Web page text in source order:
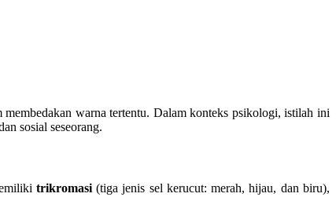
warna tertentu. Dalam konteks psikologi, istilah ini
sosial seseorang.
trikromasi(tiga jenis sel kerucut: merah, hijau, dan biru),